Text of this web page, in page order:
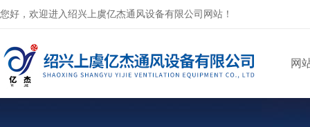
您好，欢迎进入绍兴上虞亿杰通风设备有限公司网站！
网